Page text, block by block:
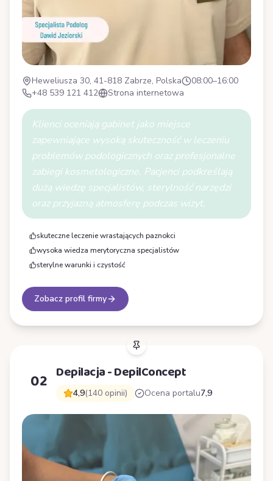
Heweliusza 30, 41-818 Zabrze, Polska
08:00–16:00
+48 539 121 412
Strona internetowa
Klienci oceniają gabinet jako miejsce
zapewniające wysoką skuteczność w leczeniu
problemów podologicznych oraz profesjonalne
zabiegi kosmetologiczne. Pacjenci podkreślają
dużą wiedzę specjalistów, sterylność narzędzi
oraz przyjazną atmosferę podczas wizyt.
skuteczne leczenie wrastających paznokci
wysoka wiedza merytoryczna specjalistów
sterylne warunki i czystość
Zobacz profil firmy
02 Depilacja - DepilConcept
4,9(140 opinii) Ocena portalu7,9